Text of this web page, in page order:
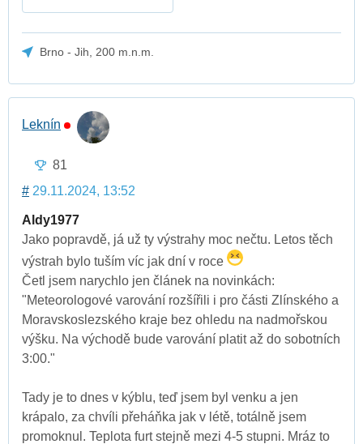
Brno - Jih, 200 m.n.m.
Leknín
81
# 29.11.2024, 13:52
Aldy1977
Jako popravdě, já už ty výstrahy moc nečtu. Letos těch
výstrah bylo tuším víc jak dní v roce
Četl jsem narychlo jen článek na novinkách:
"Meteorologové varování rozšířili i pro části Zlínského a
Moravskoslezského kraje bez ohledu na nadmořskou
výšku. Na východě bude varování platit až do sobotních
3:00."
Tady je to dnes v kýblu, teď jsem byl venku a jen
krápalo, za chvíli přeháňka jak v létě, totálně jsem
promoknul. Teplota furt stejně mezi 4-5 stupni. Mráz to